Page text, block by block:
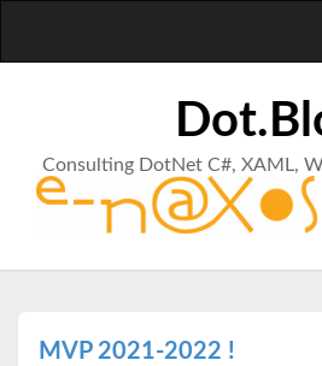
Consulting DotNet C#, XAML,
MVP 2021-2022 !